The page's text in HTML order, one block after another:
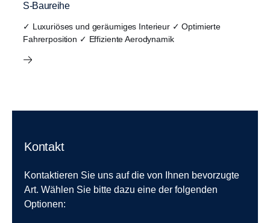
S-Baureihe
✓ Luxuriöses und geräumiges Interieur ✓ Optimierte
Fahrerposition ✓ Effiziente Aerodynamik
Kontakt
Kontaktieren Sie uns auf die von Ihnen bevorzugte
Art. Wählen Sie bitte dazu eine der folgenden
Optionen: